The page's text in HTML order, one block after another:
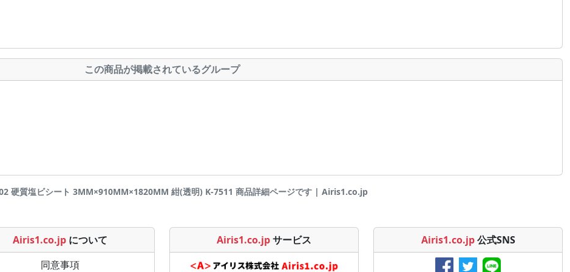
この商品が掲載されているグループ
硬質塩ビシート 3MM×910MM×1820MM 紺(透明) K-7511 商品詳細ページです | Airis1.co.jp
Airis1.co.jp について
同意事項
Airis1.co.jpサービス Airis1.co.jp 公式SNS